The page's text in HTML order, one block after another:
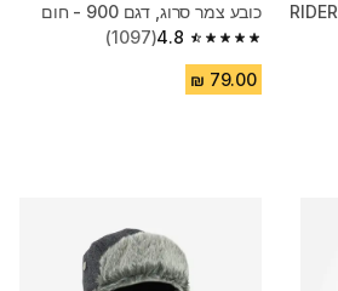
כובע דו-צדדי למבוגרים, דגם RIDER
כובע צמר סרוג, דגם 900 - חום
4.8
4.8 out of 5 stars from 1097 reviews
(1097)